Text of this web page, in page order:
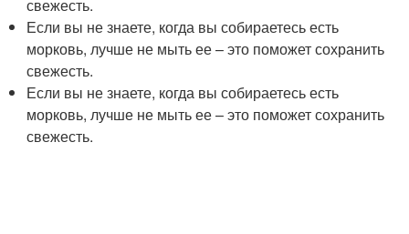
свежесть.
Если вы не знаете, когда вы собираетесь есть
морковь, лучше не мыть ее – это поможет сохранить
свежесть.
Если вы не знаете, когда вы собираетесь есть
морковь, лучше не мыть ее – это поможет сохранить
свежесть.